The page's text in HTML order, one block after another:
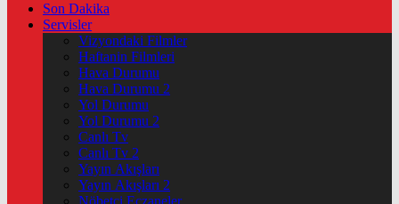
Son Dakika
Servisler
Vizyondaki Filmler
Haftanin Filmleri
Hava Durumu
Hava Durumu 2
Yol Durumu
Yol Durumu 2
Canlı Tv
Canlı Tv 2
Yayın Akışları
Yayın Akışları 2
Nöbetçi Eczaneler